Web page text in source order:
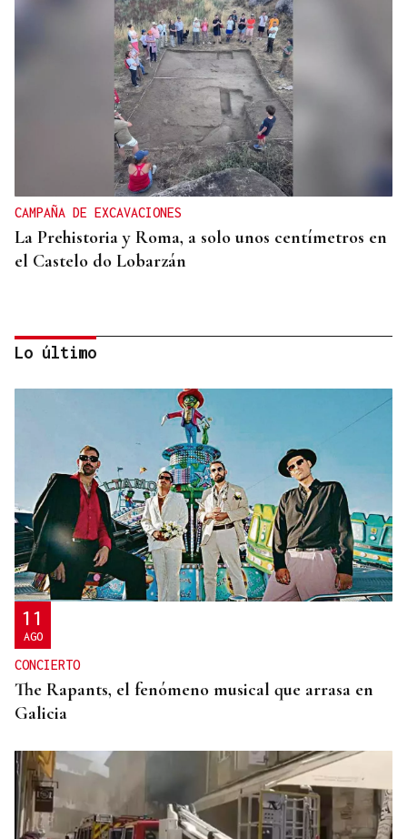
CAMPAÑA DE EXCAVACIONES
La Prehistoria y Roma, a solo unos centímetros en
el Castelo do Lobarzán
FACTORES ADVERSOS
La cosecha de Monterrei 2025 es calificada como
“excelente”
Lo último
11
AGO
CONCIERTO
The Rapants, el fenómeno musical que arrasa en
Galicia